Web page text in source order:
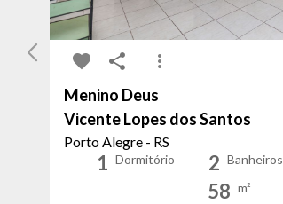
Menino Deus
Vicente Lopes dos Santos
Porto Alegre - RS
1 Dormitório 2 Banheiros
58 m²